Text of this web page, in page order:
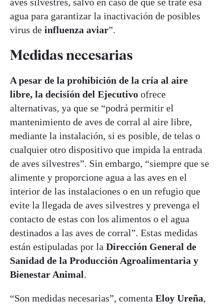
agua para garantizar la inactivación de posibles
virus de influenza aviar”.
Medidas necesarias
A pesar de la prohibición de la cría al aire
libre, la decisión del Ejecutivo ofrece
alternativas, ya que se “podrá permitir el
mantenimiento de aves de corral al aire libre,
mediante la instalación, si es posible, de telas o
cualquier otro dispositivo que impida la entrada
de aves silvestres”. Sin embargo, “siempre que se
alimente y proporcione agua a las aves en el
interior de las instalaciones o en un refugio que
evite la llegada de aves silvestres y prevenga el
contacto de estas con los alimentos o el agua
destinados a las aves de corral”. Estas medidas
están estipuladas por la Dirección General de
Sanidad de la Producción Agroalimentaria y
Bienestar Animal.
“Son medidas necesarias”, comenta Eloy Ureña,